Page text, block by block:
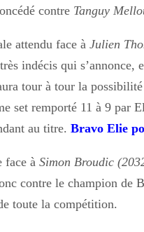
contre Tanguy
attendu face à Julien
indécis qui s’annonce,
tour à tour la
set remporté 11 à 9 par
au titre. Bravo Elie
face à Simon Broudic
contre le champion de
toute la compétition.